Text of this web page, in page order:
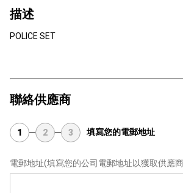
描述
POLICE SET
聯絡供應商
1 2 3 填寫您的電郵地址
電郵地址(填寫您的公司電郵地址以獲取供應